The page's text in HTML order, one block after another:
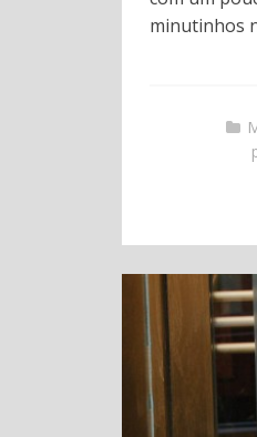
minutinhos